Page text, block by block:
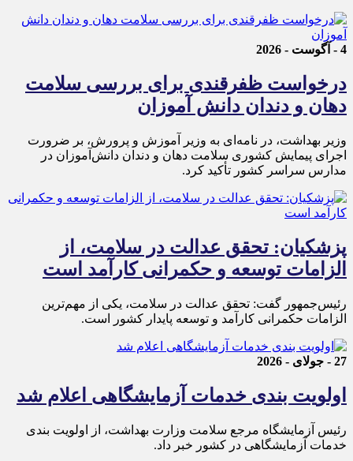
4 - آگوست - 2026
درخواست ظفرقندی برای بررسی سلامت
دهان و دندان دانش آموزان
وزیر بهداشت، در نامه‌ای به وزیر آموزش و پرورش، بر ضرورت
اجرای پیمایش کشوری سلامت دهان و دندان دانش‌آموزان در
مدارس سراسر کشور تأکید کرد.
پزشکیان: تحقق عدالت در سلامت، از
الزامات توسعه و حکمرانی کارآمد است
رئیس‌جمهور گفت: تحقق عدالت در سلامت، یکی از مهم‌ترین
الزامات حکمرانی کارآمد و توسعه پایدار کشور است.
27 - جولای - 2026
اولویت بندی خدمات آزمایشگاهی اعلام شد
رئیس آزمایشگاه مرجع سلامت وزارت بهداشت، از اولویت بندی
خدمات آزمایشگاهی در کشور خبر داد.